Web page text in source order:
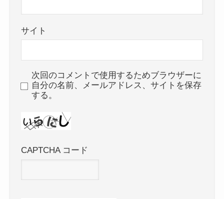
サイト
次回のコメントで使用するためブラウザーに
自分の名前、メールアドレス、サイトを保存
する。
CAPTCHA コード